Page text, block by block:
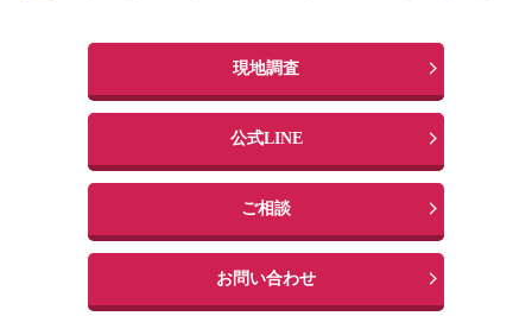
現地調査
公式LINE
ご相談
お問い合わせ